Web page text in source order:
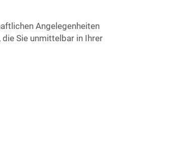
Angelegenheiten
Sie unmittelbar in Ihrer